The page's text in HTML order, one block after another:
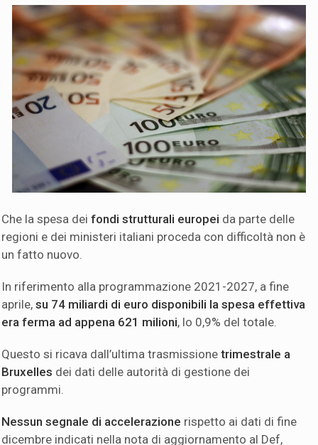
Che la spesa dei fondi strutturali europei da parte delle
regioni e dei ministeri italiani proceda con difficoltà non è
un fatto nuovo.
In riferimento alla programmazione 2021-2027, a fine
aprile, su 74 miliardi di euro disponibili la spesa effettiva
era ferma ad appena 621 milioni, lo 0,9% del totale.
Questo si ricava dall’ultima trasmissione trimestrale a
Bruxelles dei dati delle autorità di gestione dei
programmi.
Nessun segnale di accelerazione rispetto ai dati di fine
dicembre indicati nella nota di aggiornamento al Def,